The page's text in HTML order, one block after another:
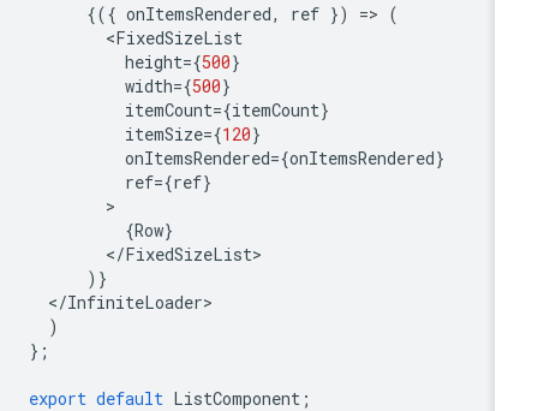
{({ onItemsRendered, ref }) =
<FixedSizeList
height={500
width={500
itemCount={itemCount
itemSize ={120
onItemsRendered={onItemsRendered
ref={ref
{Row
</FixedSizeList
</InfiniteLoader
export default ListComponent